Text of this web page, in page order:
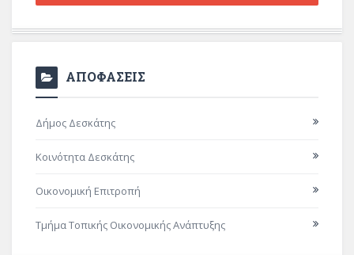
ΑΠΟΦΑΣΕΙΣ
Δήμος Δεσκάτης
Κοινότητα Δεσκάτης
Οικονομική Επιτροπή
Τμήμα Τοπικής Οικονομικής Ανάπτυξης